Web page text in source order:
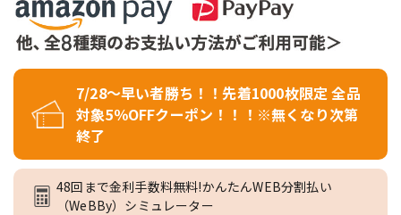
7/28～早い者勝ち！！先着1000枚限定 全品
対象5％OFFクーポン！！！※無くなり次第
終了
48回まで金利手数料無料!かんたんWEB分割払い
（WeBBy）シミュレーター